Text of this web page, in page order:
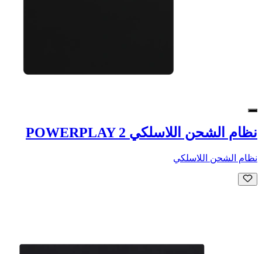
نظام الشحن اللاسلكي POWERPLAY 2
نظام الشحن اللاسلكي